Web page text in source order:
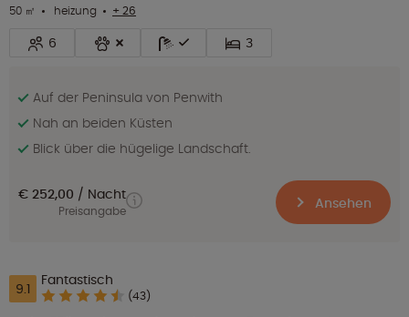
50 ㎡ heizung + 26
6 3
Auf der Peninsula von Penwith
Nah an beiden Küsten
Blick über die hügelige Landschaft.
€ 252,00 Nacht
Preisangabe Ansehen
9.1 Fantastisch
(43)